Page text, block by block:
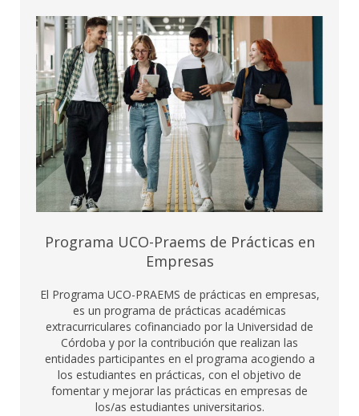
Programa UCO-Praems de Prácticas en
Empresas
El Programa UCO-PRAEMS de prácticas en empresas,
es un programa de prácticas académicas
extracurriculares cofinanciado por la Universidad de
Córdoba y por la contribución que realizan las
entidades participantes en el programa acogiendo a
los estudiantes en prácticas, con el objetivo de
fomentar y mejorar las prácticas en empresas de
los/as estudiantes universitarios.